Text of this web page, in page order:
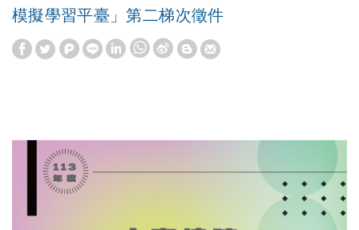
模擬學習平臺」第二梯次徵件
t
s
a
W